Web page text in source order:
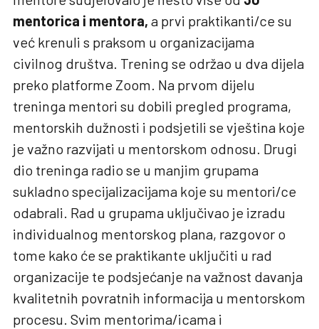
mentorica i mentora, a prvi praktikanti/ce su
već krenuli s praksom u organizacijama
civilnog društva. Trening se održao u dva dijela
preko platforme Zoom. Na prvom dijelu
treninga mentori su dobili pregled programa,
mentorskih dužnosti i podsjetili se vještina koje
je važno razvijati u mentorskom odnosu. Drugi
dio treninga radio se u manjim grupama
sukladno specijalizacijama koje su mentori/ce
odabrali. Rad u grupama uključivao je izradu
individualnog mentorskog plana, razgovor o
tome kako će se praktikante uključiti u rad
organizacije te podsjećanje na važnost davanja
kvalitetnih povratnih informacija u mentorskom
procesu. Svim mentorima/icama i